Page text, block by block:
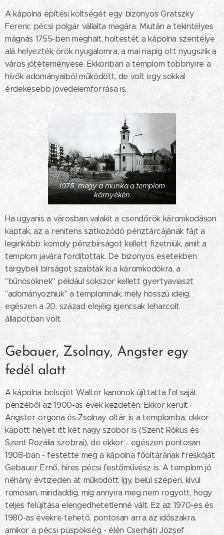
A kápolna építési költségét egy bizonyos Gratszky
Ferenc pécsi polgár vállalta magára. Miután a tekintélyes
mágnás 1755-ben meghalt, holtestét a kápolna szentélye
alá helyezték örök nyugalomra, a mai napig ott nyugszik a
város jótéteményese. Ekkoriban a templom többnyire a
hívők adományaiból működött, de volt egy sokkal
érdekesebb jövedelemforrása is.
1975, megy a munka a templom
környékén
Ha ugyanis a városban valakit a csendőrök káromkodáson
kaptak, az a renitens szitkozódó pénztárcájának fájt a
leginkább: komoly pénzbírságot kellett fizetniük, amit a
templom javára fordítottak. De bizonyos esetekben
tárgybeli bírságot szabtak ki a káromkodókra, a
"bűnösöknek" például sokszor kellett gyertyaviaszt
"adományozniuk" a templomnak, mely hosszú ideig,
egészen a 20. század elejéig igencsak leharcolt
állapotban volt.
Gebauer, Zsolnay, Angster egy
fedél alatt
A kápolna belsejét Walter kanonok újíttatta fel saját
pénzéből az 1900-as évek kezdetén. Ekkor került
Angster-orgona és Zsolnay-oltár is a templomba, ekkor
kapott helyet itt két nagy szobor is (Szent Rókus és
Szent Rozália szobrai), de ekkor - egészen pontosan
1908-ban - festette meg a kápolna főoltárának freskóját
Gebauer Ernő, híres pécsi festőművész is. A templom jó
néhány évtizeden át működött így, belül szépen, kívül
romosan, mindaddig, míg annyira meg nem rogyott, hogy
teljes felújítása elengedhetetlenné vált. Ez az 1970-es és
1980-as évekre tehető, pontosan arra az időszakra,
amikor a pécsi püspökség - élén Cserháti József